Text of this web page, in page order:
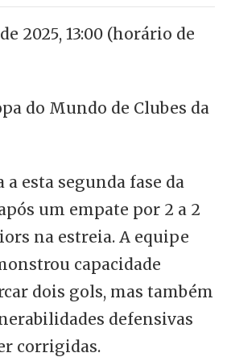
2025, 13:00 (horário de
do Mundo de Clubes da
a esta segunda fase da
um empate por 2 a 2
na estreia. A equipe
capacidade
dois gols, mas também
defensivas
corrigidas.